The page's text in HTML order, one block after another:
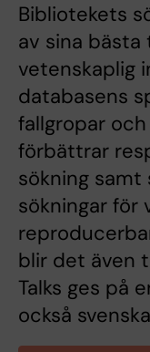
Bibliotekets
av sina
vetenskaplig
databasens
fallgropar
förbättrar
sökning
sökningar för
blir det även
Talks ges på
också